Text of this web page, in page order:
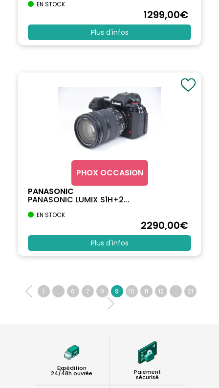
EN STOCK
1299,00€
Plus d'infos
PHOX OCCASION
PANASONIC
PANASONIC LUMIX S1H+2...
EN STOCK
2290,00€
Plus d'infos
1 ... 6 7 8 9 10 11 12 ... 21
Expédition
24/48h ouvrée Paiement
sécurisé